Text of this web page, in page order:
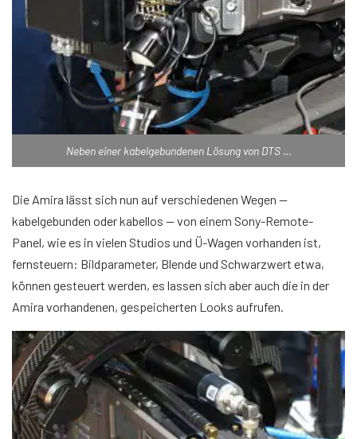
Neben einer kabelgebundenen Lösung von DTS …
Die Amira lässt sich nun auf verschiedenen Wegen —
kabelgebunden oder kabellos — von einem Sony-Remote-
Panel, wie es in vielen Studios und Ü-Wagen vorhanden ist,
fernsteuern: Bildparameter, Blende und Schwarzwert etwa,
können gesteuert werden, es lassen sich aber auch die in der
Amira vorhandenen, gespeicherten Looks aufrufen.